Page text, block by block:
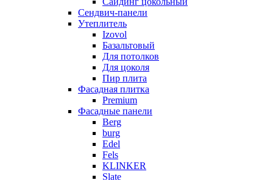
Сендвич-панели
Утеплитель
Izovol
Базальтовый
Для потолков
Для цоколя
Пир плита
Фасадная плитка
Premium
Фасадные панели
Berg
burg
Edel
Fels
KLINKER
Slate